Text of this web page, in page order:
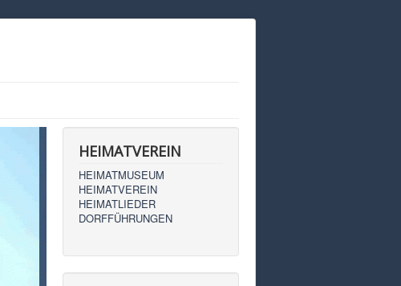
HEIMATVEREIN
HEIMATMUSEUM
HEIMATVEREIN
HEIMATLIEDER
DORFFÜHRUNGEN